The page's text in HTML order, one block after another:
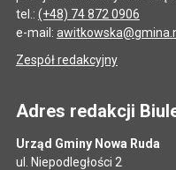
tel.: (+48) 74 872 0906
e-mail:
Zespół redakcyjny
Adres redakcji
Urząd Gminy Nowa Ruda
ul. Niepodległości 2